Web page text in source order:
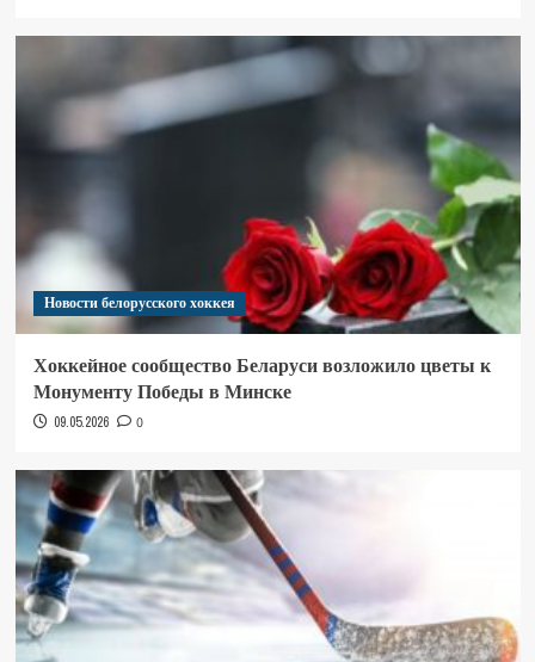
Новости белорусского хоккея
Хоккейное сообщество Беларуси возложило цветы к
Монументу Победы в Минске
09.05.2026 0